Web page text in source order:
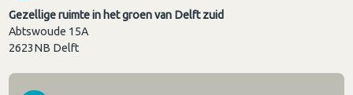
Gezellige ruimte in het groen van Delft zuid
Abtswoude 15A
2623NB Delft